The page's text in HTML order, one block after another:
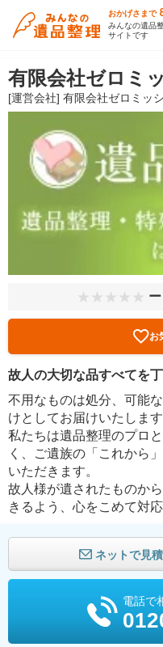
おかげさまで
みんなの遺品
サイトです
有限会社ゼロミ
[運営会社] 有限会社ゼロミッ
ー
お
故人の大切な品すべてを
不用なものは処分、可能
けとしてお届けいたします
私たちは遺品整理のプロ
く、ご遺族の「これから
いただきます。
故人様が遺されたものか
きるよう、心をこめて対応
ネットで見
電話で